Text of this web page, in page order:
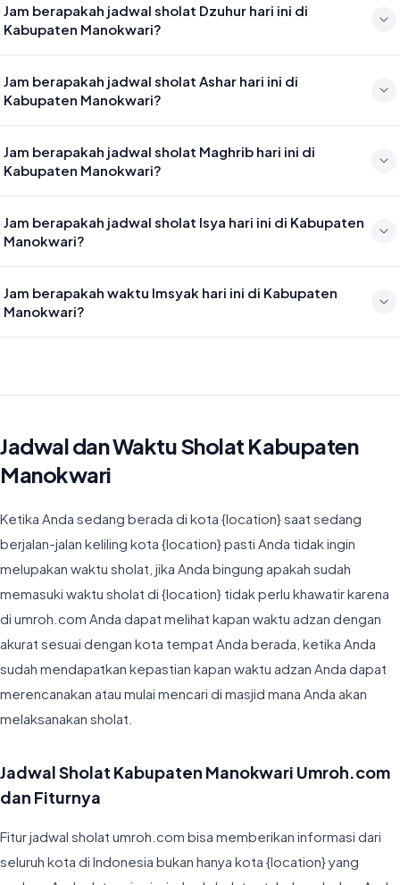
04:50
Jam berapakah jadwal sholat Dzuhur hari ini di
Kabupaten Manokwari?
12:13
Jam berapakah jadwal sholat Ashar hari ini di
Kabupaten Manokwari?
15:33
Jam berapakah jadwal sholat Maghrib hari ini di
Kabupaten Manokwari?
18:15
Jam berapakah jadwal sholat Isya hari ini di Kabupaten
Manokwari?
Jam berapakah waktu Imsyak hari ini di Kabupaten
Manokwari?
Jadwal dan Waktu Sholat Kabupaten
Manokwari
Ketika Anda sedang berada di kota {location} saat sedang
berjalan-jalan keliling kota {location} pasti Anda tidak ingin
melupakan waktu sholat, jika Anda bingung apakah sudah
memasuki waktu sholat di {location} tidak perlu khawatir karena
di umroh.com Anda dapat melihat kapan waktu adzan dengan
akurat sesuai dengan kota tempat Anda berada, ketika Anda
sudah mendapatkan kepastian kapan waktu adzan Anda dapat
merencanakan atau mulai mencari di masjid mana Anda akan
melaksanakan sholat.
Jadwal Sholat Kabupaten Manokwari Umroh.com
dan Fiturnya
Fitur jadwal sholat umroh.com bisa memberikan informasi dari
seluruh kota di Indonesia bukan hanya kota {location} yang